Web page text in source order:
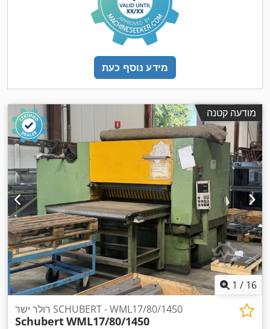
מידע נוסף כעת
מודעה קטנה
1 / 16
רולר ישר SCHUBERT - WML17/80/1450
SchubertWML17/80/1450